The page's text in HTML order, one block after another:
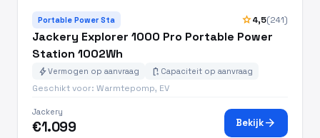
Portable Power Sta star4,5(241)
Jackery Explorer 1000 Pro Portable Power
Station 1002Wh
boltVermogen op aanvraag battery_charging_full Capaciteit op aanvraag
Geschikt voor: Warmtepomp, EV
Jackery
€1.099 Bekijkarrow_forward